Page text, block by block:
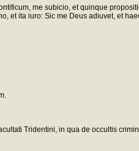
me subicio, et quinque
et ita iuro: Sic me Deus adiuvet, et
Tridentini, in qua de occultis